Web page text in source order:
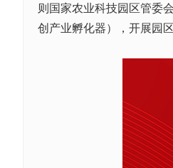
则国家农业科技园区管委
创产业孵化器），开展园